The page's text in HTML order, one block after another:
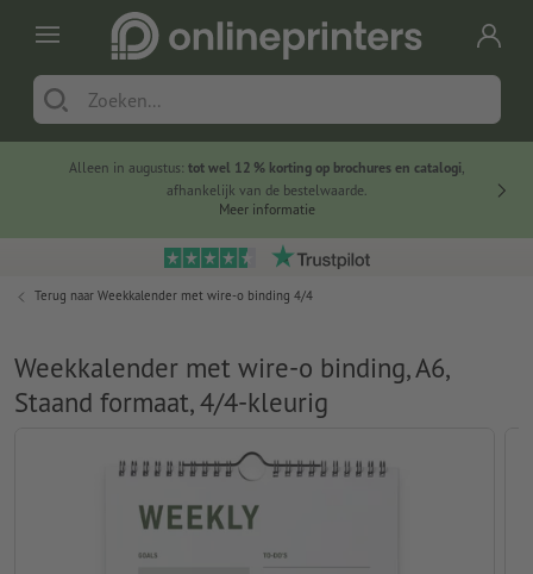
Alleen in augustus: tot wel 12 % korting op brochures en catalogi,
afhankelijk van de bestelwaarde.
Meer informatie
Terug naar Weekkalender met wire-o binding 4/4
Weekkalender met wire-o binding, A6,
Staand formaat, 4/4-kleurig